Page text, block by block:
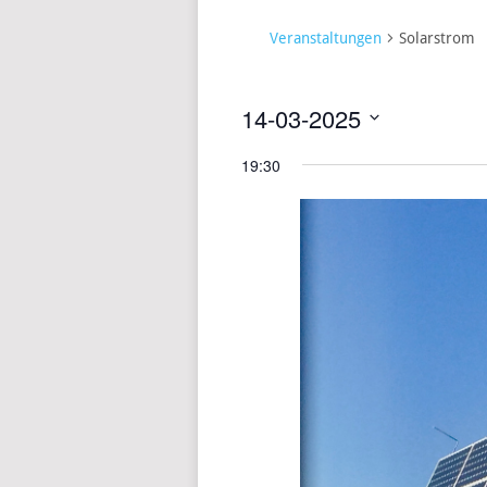
Veranstaltungen Solarstrom
14-03-2025
wählen.
19:30